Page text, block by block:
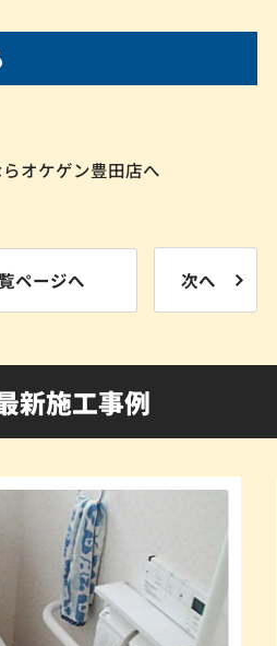
オケゲン豊田店へ
ページへ 次へ
新施工事例